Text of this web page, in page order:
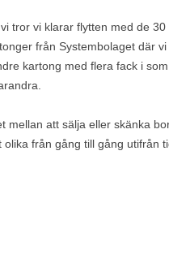
tror vi klarar flytten med de 30
från Systembolaget där
kartong med flera fack i
mellan att sälja eller skänka
från gång till gång utifrån